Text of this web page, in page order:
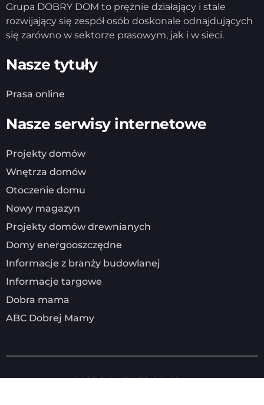
Grupa DOBRY DOM to prężnie działający i stale
rozwijający się zespół osób doskonale odnajdujących
się zarówno w sektorze prasowym, jak i w sieci.
Nasze tytuły
Prasa online
Nasze serwisy internetowe
Projekty domów
Wnętrza domów
Otoczenie domu
Nowy magazyn
Projekty domów drewnianych
Domy energooszczędne
Informacje z branży budowlanej
Informacje targowe
Dobra mama
ABC Dobrej Mamy
2025DOMENERGO.COM